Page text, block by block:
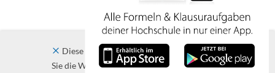
Diese Website verwendet Cookies. Indem
Sie die Website und ihre Angebote nutzen